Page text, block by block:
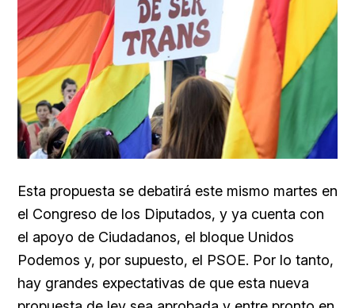
Esta propuesta se debatirá este mismo martes en
el Congreso de los Diputados, y ya cuenta con
el apoyo de Ciudadanos, el bloque Unidos
Podemos y, por supuesto, el PSOE. Por lo tanto,
hay grandes expectativas de que esta nueva